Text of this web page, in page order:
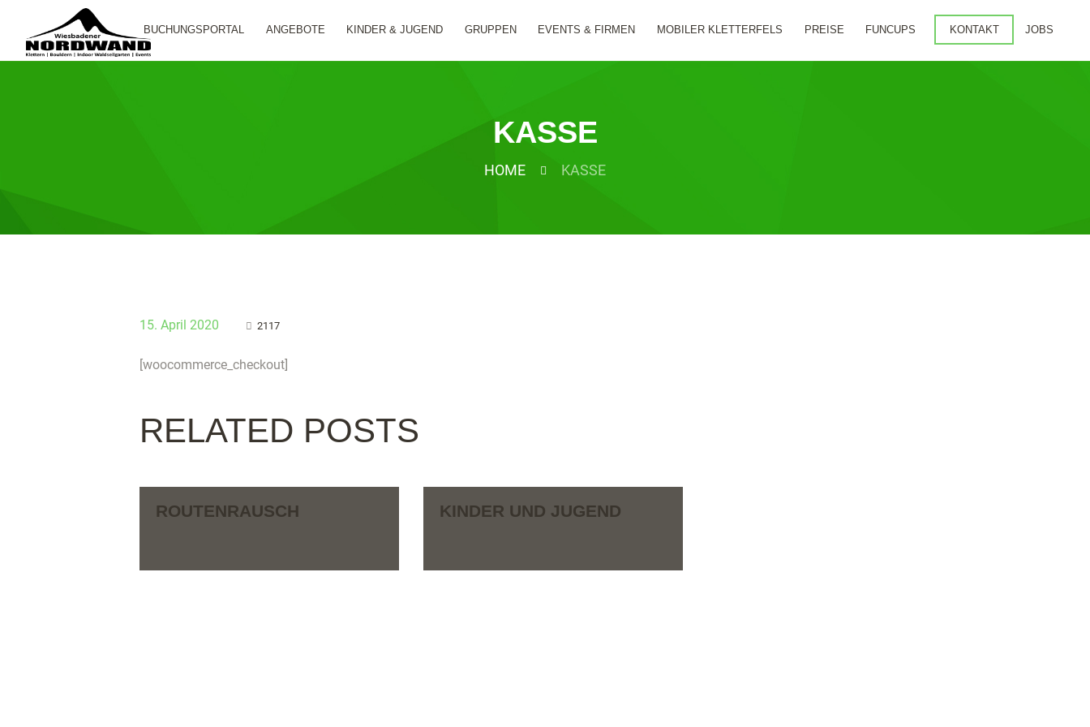
BUCHUNGSPORTAL ANGEBOTE KINDER & JUGEND GRUPPEN EVENTS & FIRMEN MOBILER KLETTERFELS PREISE FUNCUPS KONTAKT JOBS
KASSE
HOME KASSE
15. April 2020 2117
[woocommerce_checkout]
RELATED POSTS
ROUTENRAUSCH KINDER UND JUGEND